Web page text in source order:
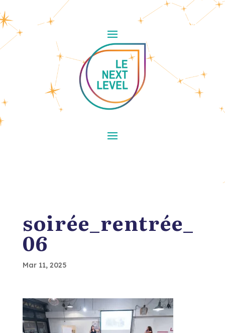
soirée_rentrée_
06
Mar 11, 2025